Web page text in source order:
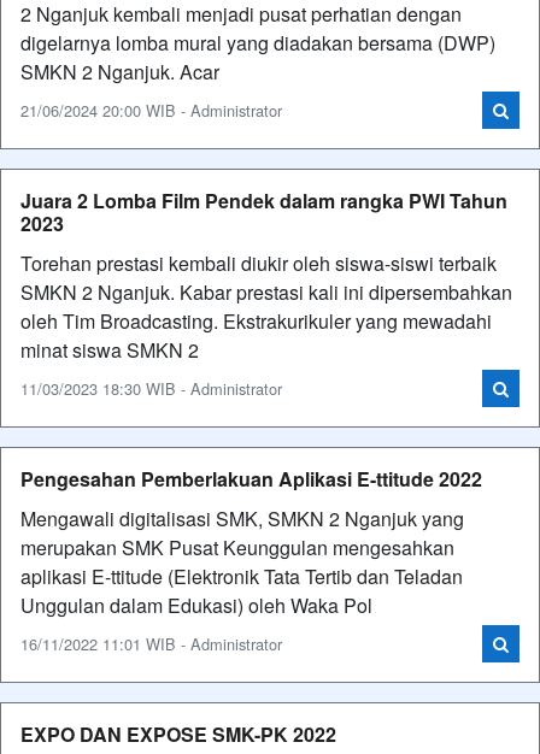
2 Nganjuk kembali menjadi pusat perhatian dengan
digelarnya lomba mural yang diadakan bersama (DWP)
SMKN 2 Nganjuk. Acar
21/06/2024 20:00 WIB - Administrator
Juara 2 Lomba Film Pendek dalam rangka PWI Tahun
2023
Torehan prestasi kembali diukir oleh siswa-siswi terbaik
SMKN 2 Nganjuk. Kabar prestasi kali ini dipersembahkan
oleh Tim Broadcasting. Ekstrakurikuler yang mewadahi
minat siswa SMKN 2
11/03/2023 18:30 WIB - Administrator
Pengesahan Pemberlakuan Aplikasi E-ttitude 2022
Mengawali digitalisasi SMK, SMKN 2 Nganjuk yang
merupakan SMK Pusat Keunggulan mengesahkan
aplikasi E-ttitude (Elektronik Tata Tertib dan Teladan
Unggulan dalam Edukasi) oleh Waka Pol
16/11/2022 11:01 WIB - Administrator
EXPO DAN EXPOSE SMK-PK 2022